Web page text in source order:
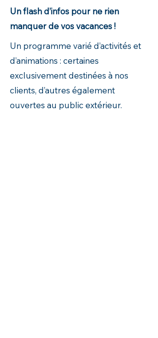
Un flash d’infos pour ne rien
manquer de vos vacances !
Un programme varié d’activités et
d’animations : certaines
exclusivement destinées à nos
clients, d’autres également
ouvertes au public extérieur.